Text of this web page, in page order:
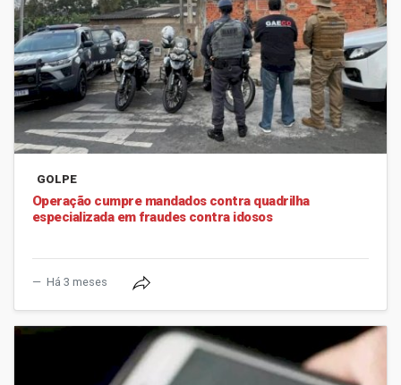
GOLPE
Operação cumpre mandados contra quadrilha
especializada em fraudes contra idosos
Há 3 meses